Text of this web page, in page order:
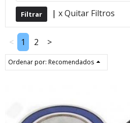
| x Quitar Filtros
< 1 2 >
Ordenar por: Recomendados